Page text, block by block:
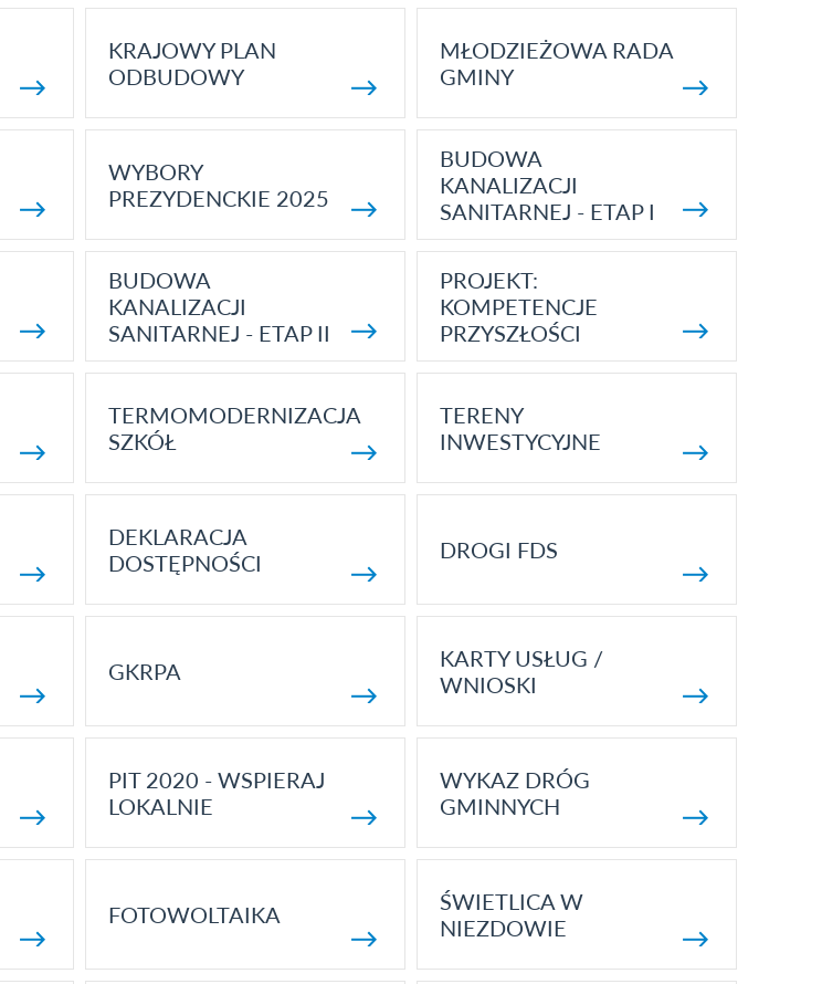
KRAJOWY PLAN
ODBUDOWY
MŁODZIEŻOWA RADA
GMINY
WYBORY
PREZYDENCKIE 2025
BUDOWA
KANALIZACJI
SANITARNEJ - ETAP I
BUDOWA
KANALIZACJI
SANITARNEJ - ETAP II
PROJEKT:
KOMPETENCJE
PRZYSZŁOŚCI
TERMOMODERNIZACJA
SZKÓŁ
TERENY
INWESTYCYJNE
DEKLARACJA
DOSTĘPNOŚCI
DROGI FDS
GKRPA
KARTY USŁUG /
WNIOSKI
PIT 2020 - WSPIERAJ
LOKALNIE
WYKAZ DRÓG
GMINNYCH
FOTOWOLTAIKA
ŚWIETLICA W
NIEZDOWIE